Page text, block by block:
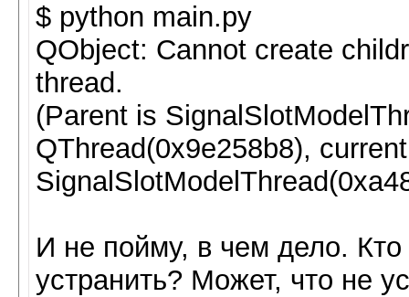
$ python main.py
QObject: Cannot create
thread.
(Parent is
QThread(0x9e258b8),
И не пойму, в чем дело. Кто
устранить? Может, что не